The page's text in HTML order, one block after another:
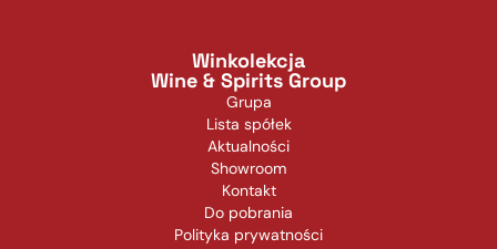
Winkolekcja
Wine & Spirits Group
Grupa
Lista spółek
Aktualności
Showroom
Kontakt
Do pobrania
Polityka prywatności